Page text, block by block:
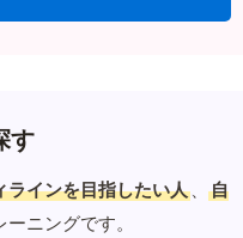
す
ラインを目指したい人 、
自
ニングです。